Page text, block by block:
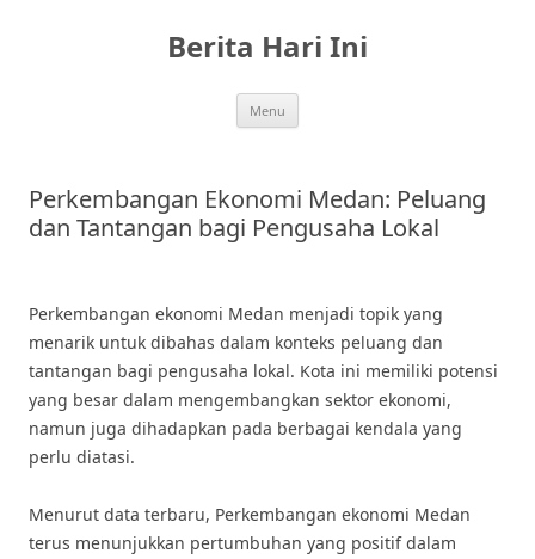
Berita Hari Ini
Menu
Perkembangan Ekonomi Medan: Peluang
dan Tantangan bagi Pengusaha Lokal
Perkembangan ekonomi Medan menjadi topik yang
menarik untuk dibahas dalam konteks peluang dan
tantangan bagi pengusaha lokal. Kota ini memiliki potensi
yang besar dalam mengembangkan sektor ekonomi,
namun juga dihadapkan pada berbagai kendala yang
perlu diatasi.
Menurut data terbaru, Perkembangan ekonomi Medan
terus menunjukkan pertumbuhan yang positif dalam